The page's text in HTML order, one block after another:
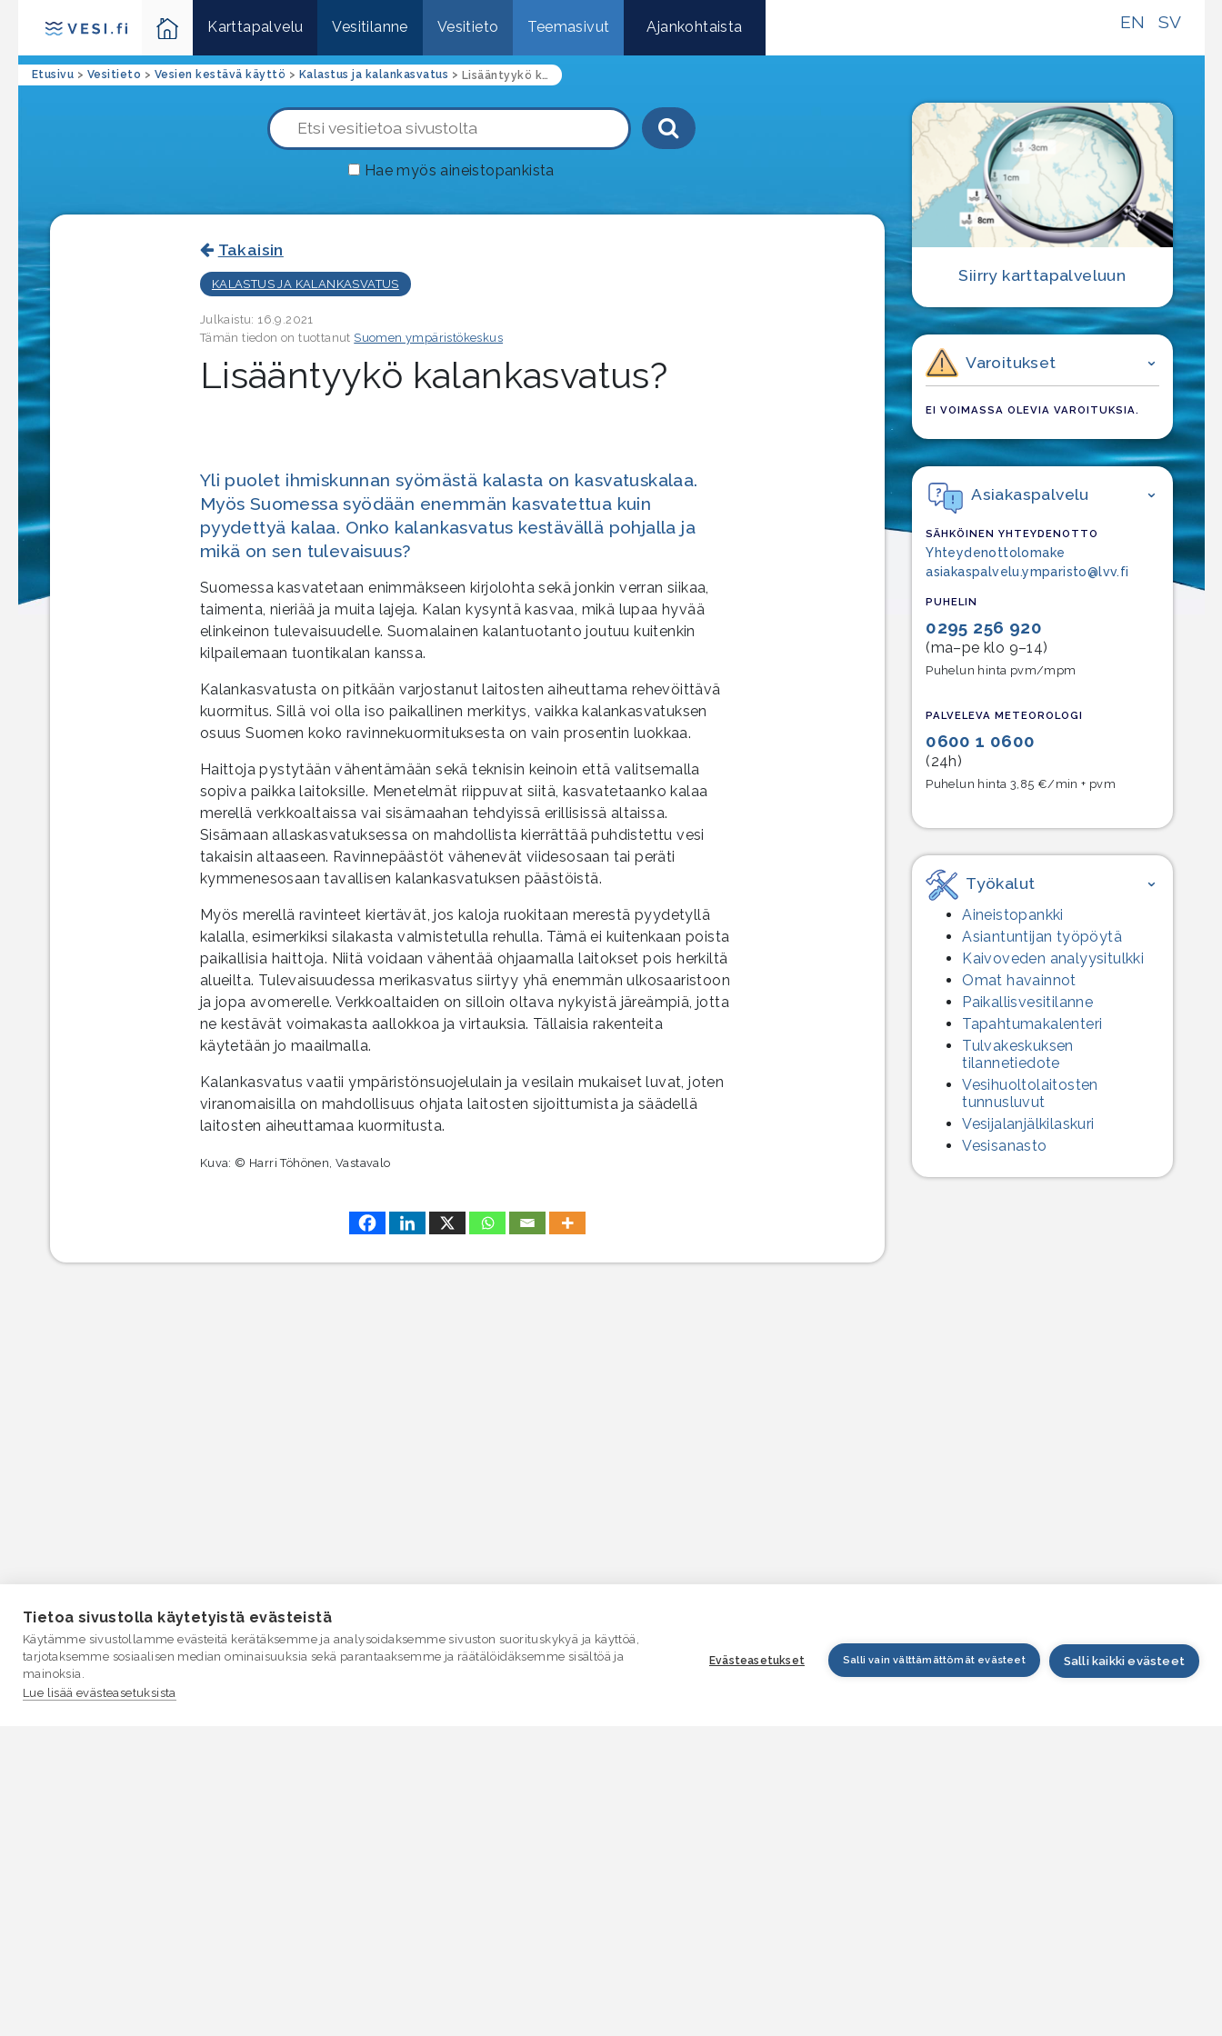
SV
EN
Karttapalvelu Vesitilanne Vesitieto Teemasivut Ajankohtaista
Etusivu > Vesitieto > Vesien kestävä käyttö > Kalastus ja kalankasvatus > Lisääntyykö kalankasvatus?
Haku-painike
Hae myös aineistopankista
Takaisin
KALASTUS JA KALANKASVATUS
Julkaistu: 16.9.2021
Tämän tiedon on tuottanut Suomen ympäristökeskus
Lisääntyykö kalankasvatus?
Yli puolet ihmiskunnan syömästä kalasta on kasvatuskalaa.
Myös Suomessa syödään enemmän kasvatettua kuin
pyydettyä kalaa. Onko kalankasvatus kestävällä pohjalla ja
mikä on sen tulevaisuus?
Suomessa kasvatetaan enimmäkseen kirjolohta sekä jonkin verran siikaa,
taimenta, nieriää ja muita lajeja. Kalan kysyntä kasvaa, mikä lupaa hyvää
elinkeinon tulevaisuudelle. Suomalainen kalantuotanto joutuu kuitenkin
kilpailemaan tuontikalan kanssa.
Kalankasvatusta on pitkään varjostanut laitosten aiheuttama rehevöittävä
kuormitus. Sillä voi olla iso paikallinen merkitys, vaikka kalankasvatuksen
osuus Suomen koko ravinnekuormituksesta on vain prosentin luokkaa.
Haittoja pystytään vähentämään sekä teknisin keinoin että valitsemalla
sopiva paikka laitoksille. Menetelmät riippuvat siitä, kasvatetaanko kalaa
merellä verkkoaltaissa vai sisämaahan tehdyissä erillisissä altaissa.
Sisämaan allaskasvatuksessa on mahdollista kierrättää puhdistettu vesi
takaisin altaaseen. Ravinnepäästöt vähenevät viidesosaan tai peräti
kymmenesosaan tavallisen kalankasvatuksen päästöistä.
Myös merellä ravinteet kiertävät, jos kaloja ruokitaan merestä pyydetyllä
kalalla, esimerkiksi silakasta valmistetulla rehulla. Tämä ei kuitenkaan poista
paikallisia haittoja. Niitä voidaan vähentää ohjaamalla laitokset pois herkiltä
alueilta. Tulevaisuudessa merikasvatus siirtyy yhä enemmän ulkosaaristoon
ja jopa avomerelle. Verkkoaltaiden on silloin oltava nykyistä järeämpiä, jotta
ne kestävät voimakasta aallokkoa ja virtauksia. Tällaisia rakenteita
käytetään jo maailmalla.
Kalankasvatus vaatii ympäristönsuojelulain ja vesilain mukaiset luvat, joten
viranomaisilla on mahdollisuus ohjata laitosten sijoittumista ja säädellä
laitosten aiheuttamaa kuormitusta.
Kuva: © Harri Töhönen, Vastavalo
Siirry karttapalveluun
Varoitukset
EI VOIMASSA OLEVIA VAROITUKSIA.
Asiakaspalvelu
SÄHKÖINEN YHTEYDENOTTO
Yhteydenottolomake
asiakaspalvelu.ymparisto@lvv.fi
PUHELIN
0295 256 920
(ma–pe klo 9–14)
Puhelun hinta pvm/mpm
PALVELEVA METEOROLOGI
0600 1 0600
(24h)
Puhelun hinta 3,85 €/min + pvm
Työkalut
Aineistopankki
Asiantuntijan työpöytä
Kaivoveden analyysitulkki
Omat havainnot
Paikallisvesitilanne
Tapahtumakalenteri
Tulvakeskuksen
tilannetiedote
Vesihuolto­laitosten
tunnusluvut
Vesijalanjälki­laskuri
Vesisanasto
Tietoa sivustolla käytetyistä evästeistä
Käytämme sivustollamme evästeitä kerätäksemme ja analysoidaksemme sivuston suorituskykyä ja käyttöä,
tarjotaksemme sosiaalisen median ominaisuuksia sekä parantaaksemme ja räätälöidäksemme sisältöä ja
mainoksia.
Lue lisää evästeasetuksista
Evästeasetukset Salli vain välttämättömät evästeet Salli kaikki evästeet